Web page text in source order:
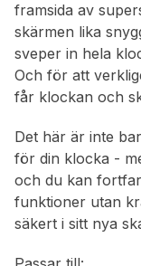
framsida av
skärmen lika
sveper in hela
Och för att
får klockan och
Det här är inte
för din klocka -
och du kan
funktioner utan
säkert i sitt nya